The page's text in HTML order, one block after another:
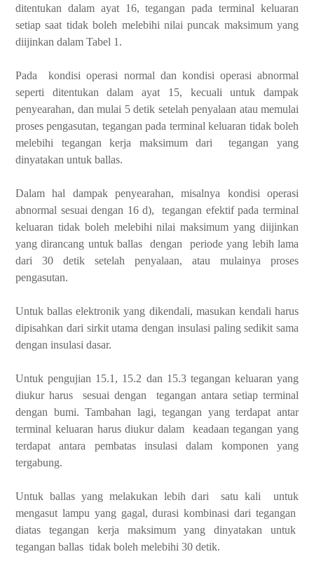
ditentukan dalam ayat 16, tegangan pada terminal keluaran
setiap saat tidak boleh melebihi nilai puncak maksimum yang
diijinkan dalam Tabel 1.
Pada kondisi operasi normal dan kondisi operasi abnormal
seperti ditentukan dalam ayat 15, kecuali untuk dampak
penyearahan, dan mulai 5 detik setelah penyalaan atau memulai
proses pengasutan, tegangan pada terminal keluaran tidak boleh
melebihi tegangan kerja maksimum dari tegangan yang
dinyatakan untuk ballas.
Dalam hal dampak penyearahan, misalnya kondisi operasi
abnormal sesuai dengan 16 d), tegangan efektif pada terminal
keluaran tidak boleh melebihi nilai maksimum yang diijinkan
yang dirancang untuk ballas dengan periode yang lebih lama
dari 30 detik setelah penyalaan, atau mulainya proses
pengasutan.
Untuk ballas elektronik yang dikendali, masukan kendali harus
dipisahkan dari sirkit utama dengan insulasi paling sedikit sama
dengan insulasi dasar.
Untuk pengujian 15.1, 15.2 dan 15.3 tegangan keluaran yang
diukur harus sesuai dengan tegangan antara setiap terminal
dengan bumi. Tambahan lagi, tegangan yang terdapat antar
terminal keluaran harus diukur dalam keadaan tegangan yang
terdapat antara pembatas insulasi dalam komponen yang
tergabung.
Untuk ballas yang melakukan lebih dari satu kali untuk
mengasut lampu yang gagal, durasi kombinasi dari tegangan
diatas tegangan kerja maksimum yang dinyatakan untuk
tegangan ballas tidak boleh melebihi 30 detik.